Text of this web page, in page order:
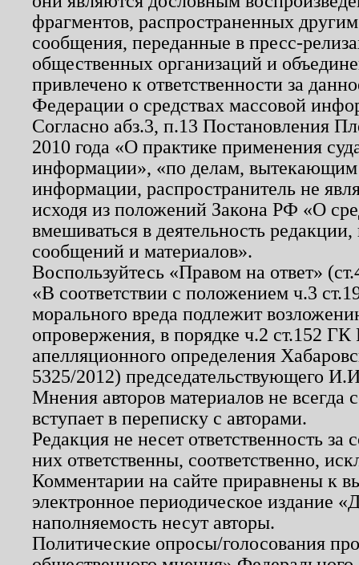
фрагментов, распространенных
сообщения, переданные в пресс-
общественных организаций и
привлечено к ответственности за
Федерации о средствах массовой
Согласно абз.3, п.13 Постановления
2010 года «О практике применения
информации», «по делам, вытекающим
информации, распространитель не
исходя из положений Закона РФ «О
вмешиваться в деятельность
сообщений и материалов».
Воспользуйтесь «Правом на ответ»
«В соответствии с положением ч.3
морального вреда подлежит
опровержения, в порядке ч.2 ст.152
апелляционного определения
5325/2012) председательствующего
Мнения авторов материалов не
вступает в переписку с авторами.
Редакция не несет ответственность
них ответственны, соответственно,
Комментарии на сайте приравнены к
электронное периодическое издание
наполняемость несут авторы.
Политические опросы/голосования